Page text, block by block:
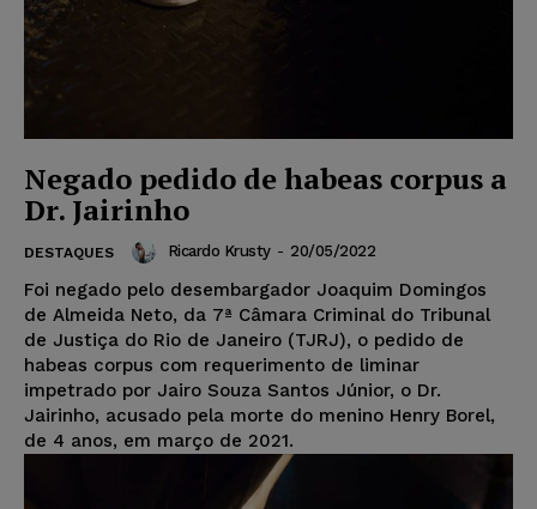
Negado pedido de habeas corpus a
Dr. Jairinho
DESTAQUES Ricardo Krusty - 20/05/2022
Foi negado pelo desembargador Joaquim Domingos
de Almeida Neto, da 7ª Câmara Criminal do Tribunal
de Justiça do Rio de Janeiro (TJRJ), o pedido de
habeas corpus com requerimento de liminar
impetrado por Jairo Souza Santos Júnior, o Dr.
Jairinho, acusado pela morte do menino Henry Borel,
de 4 anos, em março de 2021.